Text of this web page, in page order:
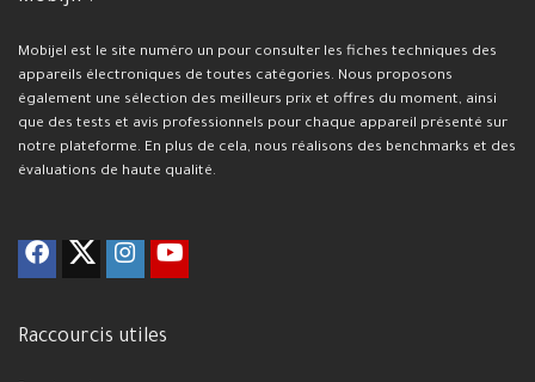
Mobijel est le site numéro un pour consulter les fiches techniques des
appareils électroniques de toutes catégories. Nous proposons
également une sélection des meilleurs prix et offres du moment, ainsi
que des tests et avis professionnels pour chaque appareil présenté sur
notre plateforme. En plus de cela, nous réalisons des benchmarks et des
évaluations de haute qualité.
Raccourcis utiles